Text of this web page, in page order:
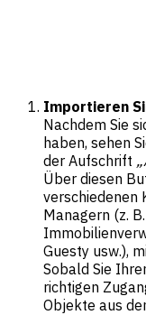
Importieren
Nachdem Sie
haben, sehen
der Aufschrift
Über diesen
verschiedenen
Managern (z.
Guesty usw.),
Sobald Sie
richtigen
Objekte aus